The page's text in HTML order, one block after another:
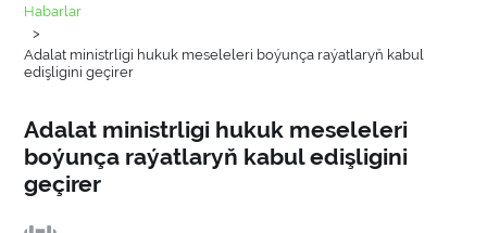
Habarlar
>
Adalat ministrligi hukuk meseleleri boýunça raýatlaryň kabul
edişligini geçirer
Adalat ministrligi hukuk meseleleri
boýunça raýatlaryň kabul edişligini
geçirer